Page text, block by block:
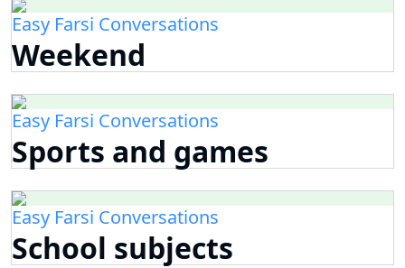
Easy Farsi Conversations
Weekend
Easy Farsi Conversations
Sports and games
Easy Farsi Conversations
School subjects